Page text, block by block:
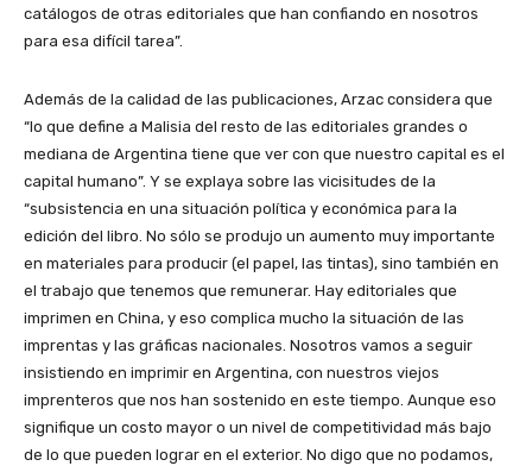
catálogos de otras editoriales que han confiando en nosotros
para esa difícil tarea”.
Además de la calidad de las publicaciones, Arzac considera que
“lo que define a Malisia del resto de las editoriales grandes o
mediana de Argentina tiene que ver con que nuestro capital es el
capital humano”. Y se explaya sobre las vicisitudes de la
“subsistencia en una situación política y económica para la
edición del libro. No sólo se produjo un aumento muy importante
en materiales para producir (el papel, las tintas), sino también en
el trabajo que tenemos que remunerar. Hay editoriales que
imprimen en China, y eso complica mucho la situación de las
imprentas y las gráficas nacionales. Nosotros vamos a seguir
insistiendo en imprimir en Argentina, con nuestros viejos
imprenteros que nos han sostenido en este tiempo. Aunque eso
signifique un costo mayor o un nivel de competitividad más bajo
de lo que pueden lograr en el exterior. No digo que no podamos,